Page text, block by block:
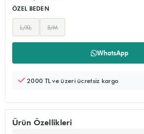
ÖZEL BEDEN
L/XL S/M
WhatsApp
2000 TL ve üzeri ücretsiz kargo
Ürün Özellikleri